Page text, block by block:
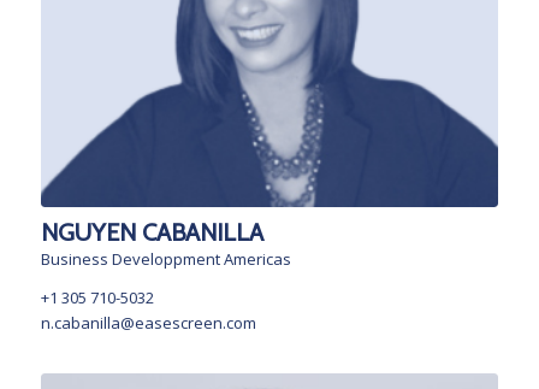
NGUYEN CABANILLA
Business Developpment Americas
+1 305 710-5032
n.cabanilla@easescreen.com